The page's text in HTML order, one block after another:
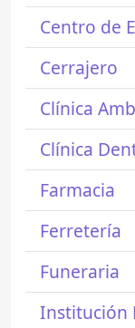
Centro de
Cerrajero
Clínica
Clínica
Farmacia
Ferretería
Funeraria
Institución